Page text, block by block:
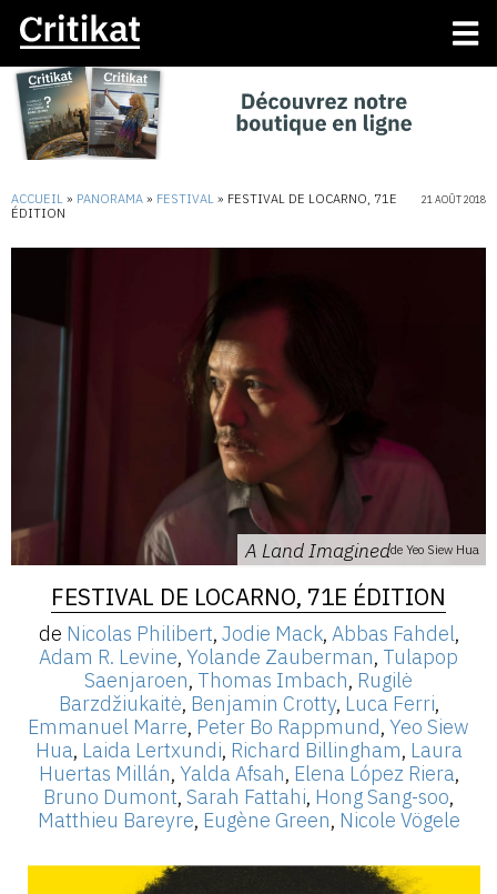
ACCUEIL » PANORAMA » FESTIVAL » FESTIVAL DE LOCARNO, 71E
ÉDITION
21 AOÛT 2018
A Land Imaginedde Yeo Siew Hua
FESTIVAL DE LOCARNO, 71E ÉDITION
de Nicolas Philibert, Jodie Mack, Abbas Fahdel,
Adam R. Levine, Yolande Zauberman, Tulapop
Saenjaroen, Thomas Imbach, Rugilė
Barzdžiukaitė, Benjamin Crotty, Luca Ferri,
Emmanuel Marre, Peter Bo Rappmund, Yeo Siew
Hua, Laida Lertxundi, Richard Billingham, Laura
Huertas Millán, Yalda Afsah, Elena López Riera,
Bruno Dumont, Sarah Fattahi, Hong Sang-soo,
Matthieu Bareyre, Eugène Green, Nicole Vögele